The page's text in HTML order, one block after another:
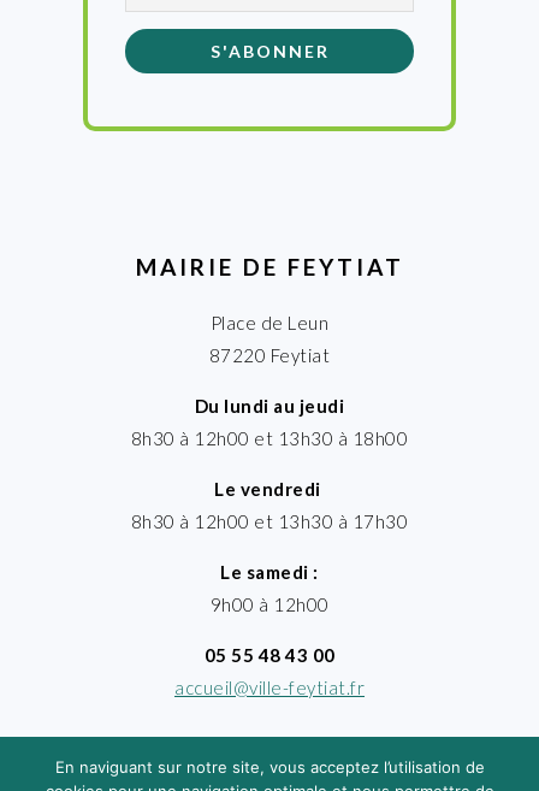
MAIRIE DE FEYTIAT
Place de Leun
87220 Feytiat
Du lundi au jeudi
8h30 à 12h00 et 13h30 à 18h00
Le vendredi
8h30 à 12h00 et 13h30 à 17h30
Le samedi :
9h00 à 12h00
05 55 48 43 00
accueil@ville-feytiat.fr
En naviguant sur notre site, vous acceptez l’utilisation de